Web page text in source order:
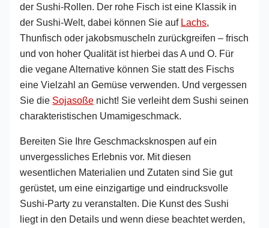
der Sushi-Rollen. Der rohe Fisch ist eine Klassik in
der Sushi-Welt, dabei können Sie auf Lachs
Thunfisch oder jakobsmuscheln zurückgreifen – frisch
und von hoher Qualität ist hierbei das A und O. Für
die vegane Alternative können Sie statt des Fischs
eine Vielzahl an Gemüse verwenden. Und vergessen
Sie die Sojasoße nicht! Sie verleiht dem Sushi seinen
charakteristischen Umamigeschmack.
Bereiten Sie Ihre Geschmacksknospen auf ein
unvergessliches Erlebnis vor. Mit diesen
wesentlichen Materialien und Zutaten sind Sie gut
gerüstet, um eine einzigartige und eindrucksvolle
Sushi-Party zu veranstalten. Die Kunst des Sushi
liegt in den Details und wenn diese beachtet werden,